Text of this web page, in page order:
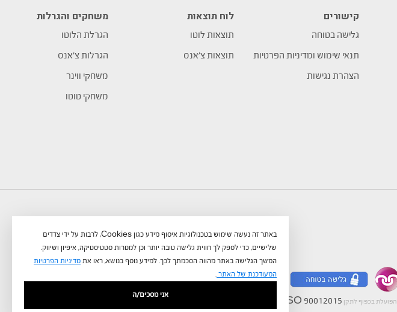
קישורים
גלישה בטוחה
תנאי שימוש ומדיניות הפרטיות
הצהרת נגישות
לוח תוצאות
תוצאות לוטו
תוצאות צ’אנס
משחקים והגרלות
הגרלת הלוטו
הגרלות צ’אנס
משחקי ווינר
משחקי טוטו
ISO 90012015
באתר זה נעשה שימוש בטכנולוגיות איסוף מידע כגון Cookies, לרבות על ידי צדדים
שלישיים, כדי לספק לך חווית גלישה טובה יותר וכן למטרות סטטיסטיקה, איפיון ושיווק.
המשך הגלישה באתר מהווה הסכמתך לכך. למידע נוסף בנושא, ראו את מדיניות הפרטיות
המעודכנת של האתר .
אני מסכים/ה